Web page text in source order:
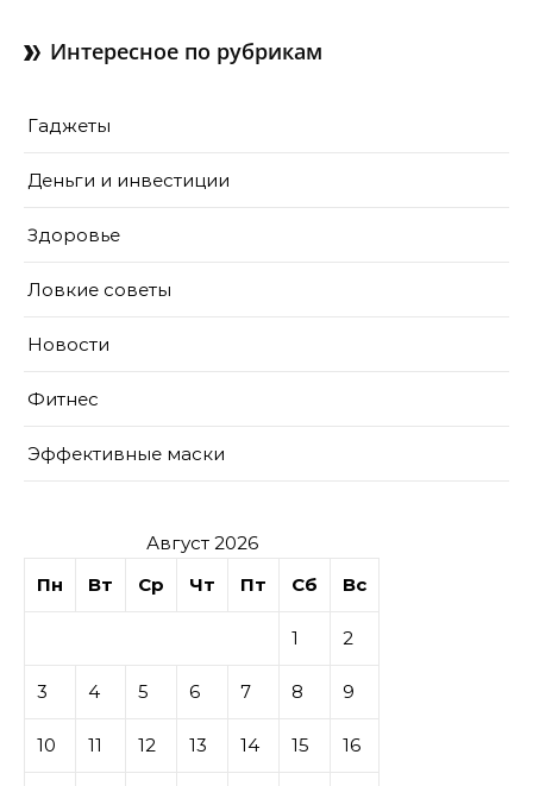
Интересное по рубрикам
Гаджеты
Деньги и инвестиции
Здоровье
Ловкие советы
Новости
Фитнес
Эффективные маски
Август 2026
Пн
Вт Ср Чт Пт Сб Вс
1 2
3 4 5 6 7 8 9
10 11 12 13 14 15 16